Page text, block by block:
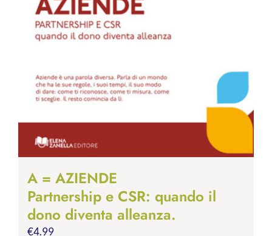
A = AZIENDE
Partnership e CSR: quando il
dono diventa alleanza.
€4.99